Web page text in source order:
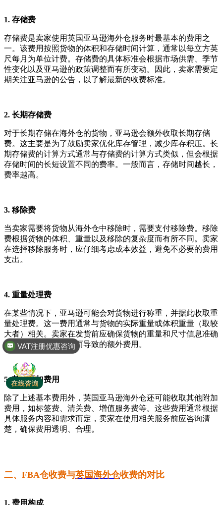
1. 存储费
存储费是卖家使用英国亚马逊海外仓服务时最基本的费用之
一。该费用按照货物的体积和存储时间计算，通常以每立方英
尺每月为单位计费。存储费的具体标准会根据市场供需、季节
性变化以及亚马逊的政策调整而有所变动。因此，卖家需要定
期关注亚马逊的公告，以了解最新的收费标准。
2. 长期存储费
对于长期存储在海外仓的货物，亚马逊会额外收取长期存储
费。这主要是为了鼓励卖家优化库存管理，减少库存积压。长
期存储费的计算方式通常与存储费的计算方式类似，但会根据
存储时间的长短设置不同的费率。一般而言，存储时间越长，
费率越高。
3. 移除费
当卖家需要将货物从海外仓中移除时，需要支付移除费。移除
费根据货物的体积、重量以及移除的复杂度而有所不同。卖家
在选择移除服务时，应仔细考虑成本效益，避免不必要的费用
支出。
4. 重量处理费
在某些情况下，亚马逊可能会对货物进行称重，并据此收取重
量处理费。这一费用通常与货物的实际重量或体积重量（取较
大者）相关。卖家在发货前应确保货物的重量和尺寸信息准确
无误，以避免因误报而导致的额外费用。
5. 其他附加费用
除了上述基本费用外，英国亚马逊海外仓还可能收取其他附加
费用，如标签费、清关费、增值服务费等。这些费用通常根据
具体服务内容和需求而定，卖家在使用相关服务前应咨询清
楚，确保费用透明、合理。
二、FBA仓收费与英国海外仓收费的对比
1. 费用构成
VAT注册优惠咨询
全球商标专利注册